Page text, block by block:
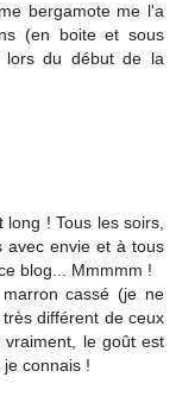
bergamote me l'a
(en boite et sous
du début de la
! Tous les soirs,
avec envie et à tous
blog... Mmmmm !
cassé (je ne
différent de ceux
le goût est
connais !